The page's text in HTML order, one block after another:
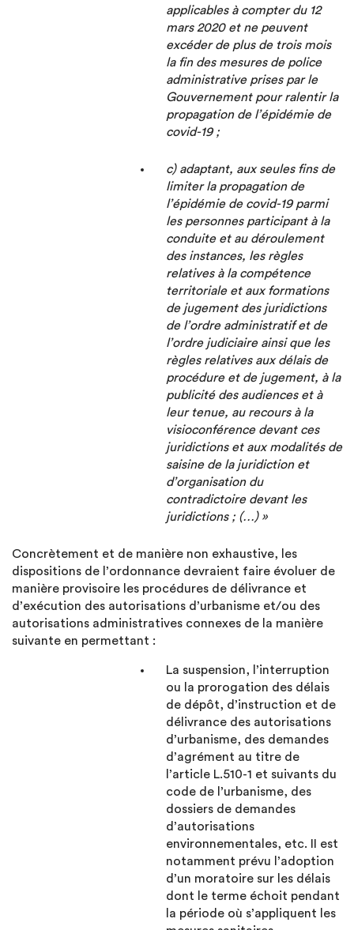
applicables à compter du 12
mars 2020 et ne peuvent
excéder de plus de trois mois
la fin des mesures de police
administrative prises par le
Gouvernement pour ralentir la
propagation de l’épidémie de
covid-19 ;
c) adaptant, aux seules fins de
limiter la propagation de
l’épidémie de covid-19 parmi
les personnes participant à la
conduite et au déroulement
des instances, les règles
relatives à la compétence
territoriale et aux formations
de jugement des juridictions
de l’ordre administratif et de
l’ordre judiciaire ainsi que les
règles relatives aux délais de
procédure et de jugement, à la
publicité des audiences et à
leur tenue, au recours à la
visioconférence devant ces
juridictions et aux modalités de
saisine de la juridiction et
d’organisation du
contradictoire devant les
juridictions ; (…) »
Concrètement et de manière non exhaustive, les
dispositions de l’ordonnance devraient faire évoluer de
manière provisoire les procédures de délivrance et
d’exécution des autorisations d’urbanisme et/ou des
autorisations administratives connexes de la manière
suivante en permettant :
La suspension, l’interruption
ou la prorogation des délais
de dépôt, d’instruction et de
délivrance des autorisations
d’urbanisme, des demandes
d’agrément au titre de
l’article L.510-1 et suivants du
code de l’urbanisme, des
dossiers de demandes
d’autorisations
environnementales, etc. II est
notamment prévu l’adoption
d’un moratoire sur les délais
dont le terme échoit pendant
la période où s’appliquent les